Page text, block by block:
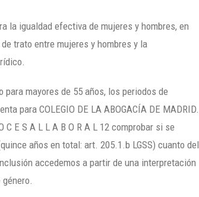
la igualdad efectiva de mujeres y hombres, en
trato entre mujeres y hombres y la
mayores de 55 años, los periodos de
para COLEGIO DE LA ABOGACÍA DE MADRID.
C E S A L L A B O R A L 12 comprobar si se
años en total: art. 205.1.b LGSS) cuanto del
accedemos a partir de una interpretación